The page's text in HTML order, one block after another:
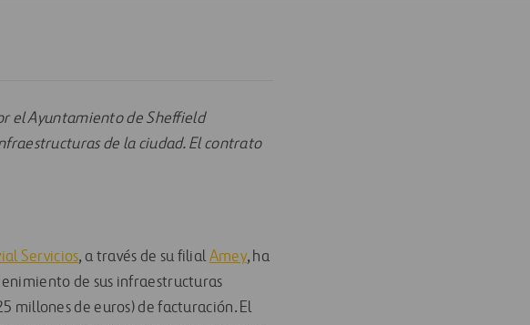
el Ayuntamiento de Sheffield
de la ciudad. El contrato
Servicios, a través de su filialAmey, ha
de sus infraestructuras
millones de euros) de facturación. El